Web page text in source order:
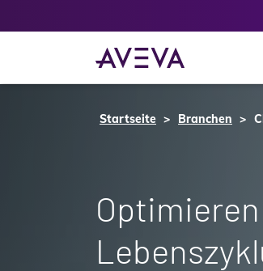
Startseite Branchen